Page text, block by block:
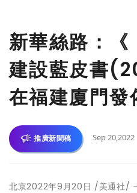
新華絲路：《
建設藍皮書
在福建廈門發
推廣新聞稿 Sep 20,2022
北京2022年9月20日 /美通社/